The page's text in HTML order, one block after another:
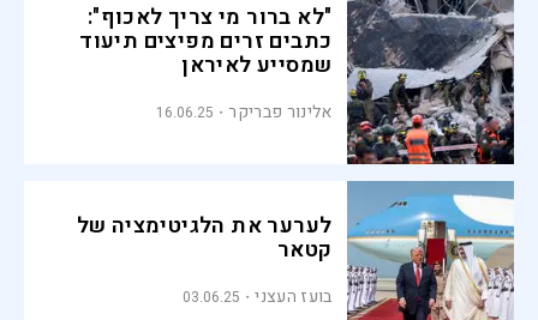
"לא ברור מי צריך לאכוף":
כתבים זרים מפיצים תיעוד
שמסייע לאיראן
אלינור פבריקר 16.06.25
לערער את הלגיטימציה של
קטאר
בועז העצני 03.06.25